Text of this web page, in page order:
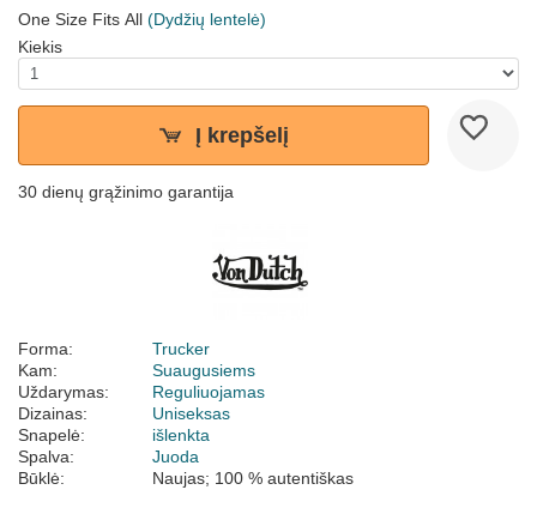
One Size Fits All (Dydžių lentelė)
Kiekis
Į krepšelį
30 dienų grąžinimo garantija
Forma:
Trucker
Kam:
Suaugusiems
Uždarymas:
Reguliuojamas
Dizainas:
Uniseksas
Snapelė:
išlenkta
Spalva:
Juoda
Būklė:
Naujas; 100 % autentiškas